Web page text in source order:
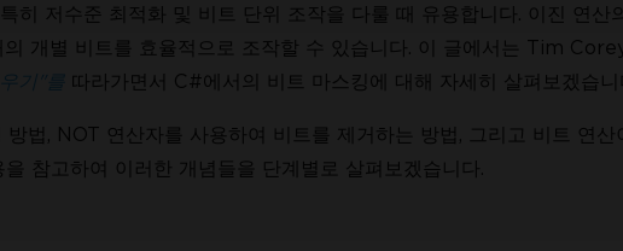
히 저수준 최적화 및 비트 단위 조작을 다룰 때 유용합니다. 이진 연산
의 개별 비트를 효율적으로 조작할 수 있습니다. 이 글에서는 Tim
기"를 따라가면서 C#에서의 비트 마스킹에 대해 자세히 살펴보겠습니
법, NOT 연산자를 사용하여 비트를 제거하는 방법, 그리고 비트 연산
참고하여 이러한 개념들을 단계별로 살펴보겠습니다.
.
IronPDF를 시도한 수백만